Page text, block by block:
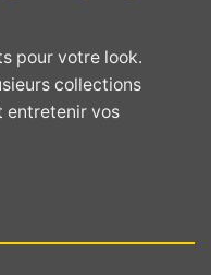
pour votre look.
collections
entretenir vos